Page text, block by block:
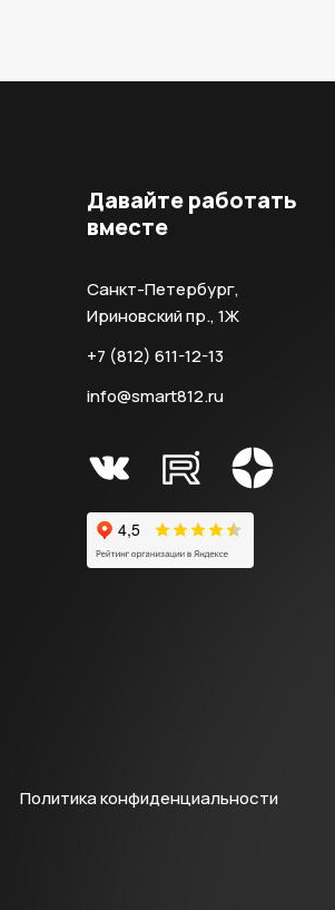
Давайте работать
вместе
Санкт-Петербург,
Ириновский пр., 1Ж
+7 (812) 611-12-13
info@smart812.ru
Политика конфиденциальности